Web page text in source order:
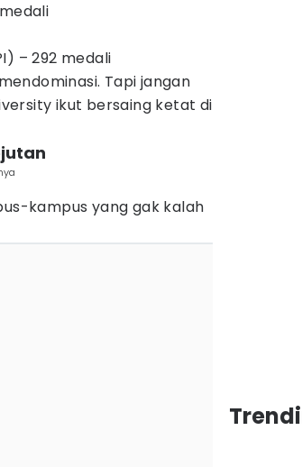
– 292 medali
Tapi jangan
ikut bersaing ketat di
kampus yang gak kalah